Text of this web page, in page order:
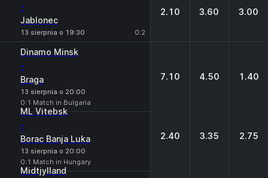
-
Jablonec
13 sierpnia o 19:30 0:2
2.10 3.60 3.00
Dinamo Minsk
-
Braga
13 sierpnia o 20:00
0:1 Match in Bulgaria
7.10 4.50 1.40
ML Vitebsk
-
Borac Banja Luka
13 sierpnia o 20:00
0:1 Match in Hungary
2.40 3.35 2.75
Midtjylland